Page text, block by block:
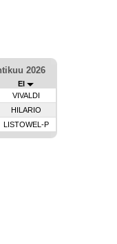
2026
EI
VIVALDI
HILARIO
LISTOWEL-P